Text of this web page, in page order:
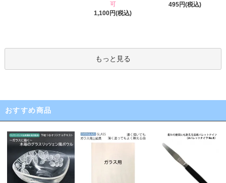
可
1,100円(税込)
495円(税込)
もっと見る
おすすめ商品